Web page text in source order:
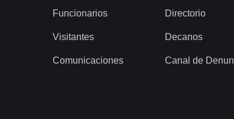
Funcionarios
Visitantes
Comunicaciones
Directorio
Decanos
Canal de